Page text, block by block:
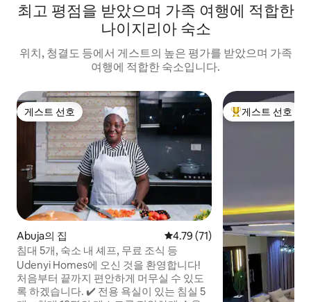
최고 평점을 받았으며 가족 여행에 적합한
나이지리아 숙소
위치, 청결도 등에서 게스트의 높은 평가를 받았으며 가족
여행에 적합한 숙소입니다.
게스트 선호
게스트 선호
Abuja의 집 평점 4.79점(5점 만점), 후기 71
4.79 (71)
침대 5개, 숙소 내 셰프, 무료 조식 등
Udenyi Homes에 오신 것을 환영합니다!
처음부터 끝까지 편안하게 머무실 수 있도
록 하겠습니다. ✔️ 전용 욕실이 있는 침실 5
상위 게스트 선호
게스트 선호